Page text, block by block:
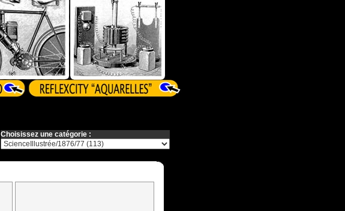
Choisissez une catégorie :